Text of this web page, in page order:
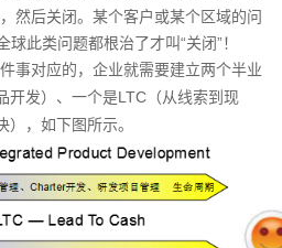
然后关闭。某个客户或某个区域的问
此类问题都根治了才叫“关闭”！
事对应的，企业就需要建立两个半业
开发）、一个是LTC（从线索到现
，如下图所示。